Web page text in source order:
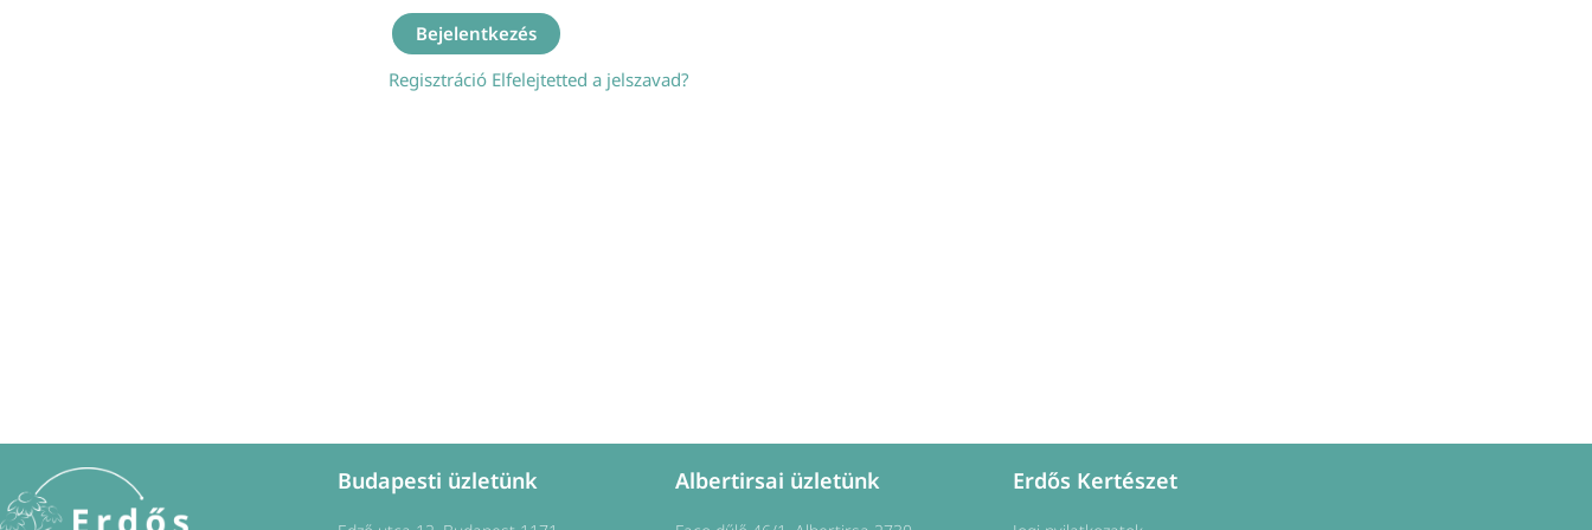
Regisztráció Elfelejtetted a jelszavad?
Budapesti üzletünk Albertirsai üzletünk Erdős Kertészet